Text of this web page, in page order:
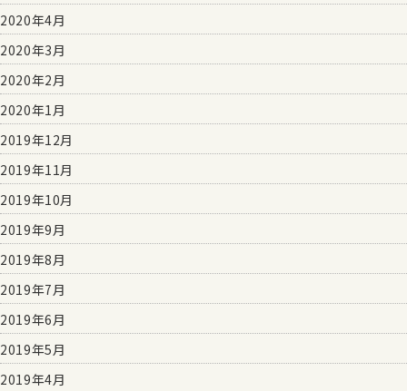
2020年4月
2020年3月
2020年2月
2020年1月
2019年12月
2019年11月
2019年10月
2019年9月
2019年8月
2019年7月
2019年6月
2019年5月
2019年4月